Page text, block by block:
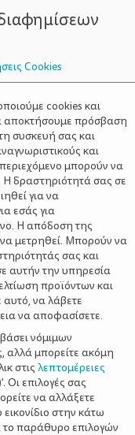
ΣΥΜΒΟΥΛΟΙ
Cookies
cookies και
αποκτήσουμε πρόσβαση
συσκευή σας και
και
μπορούν να
δραστηριότητά σας σε
για να
εσάς για
Η απόδοση της
μετρηθεί. Μπορούν να
σας και
αυτήν την υπηρεσία
προϊόντων και
να λάβετε
να αποφασίσετε.
νόμιμων
αλλά μπορείτε ακόμη
στις λεπτομέρειες
επιλογές σας
να αλλάξετε
στην κάτω
το παράθυρο επιλογών